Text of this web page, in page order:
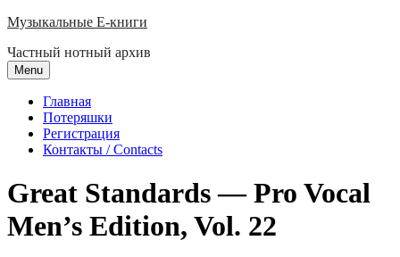
Skip
content
Музыкальные E-книги
Частный нотный архив
Menu
Главная
Потеряшки
Регистрация
Контакты / Contacts
Great Standards — Pro Vocal
Men’s Edition, Vol. 22